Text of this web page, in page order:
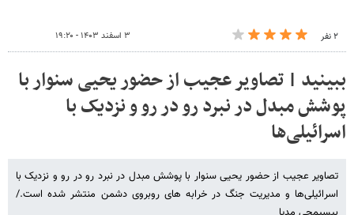
۲ نفر ۳ اسفند ۱۴۰۳ - ۱۹:۲۰
ببینید | تصاویر عجیب از حضور یحیی سنوار با
پوشش مبدل در نبرد رو در رو و نزدیک با
اسرائیلی‌ها
تصاویر عجیب از حضور یحیی سنوار با پوشش مبدل در نبرد رو در رو و نزدیک با
اسرائیلی‌ها و مدیریت جنگ در خرابه های روبروی دشمن منتشر شده است./